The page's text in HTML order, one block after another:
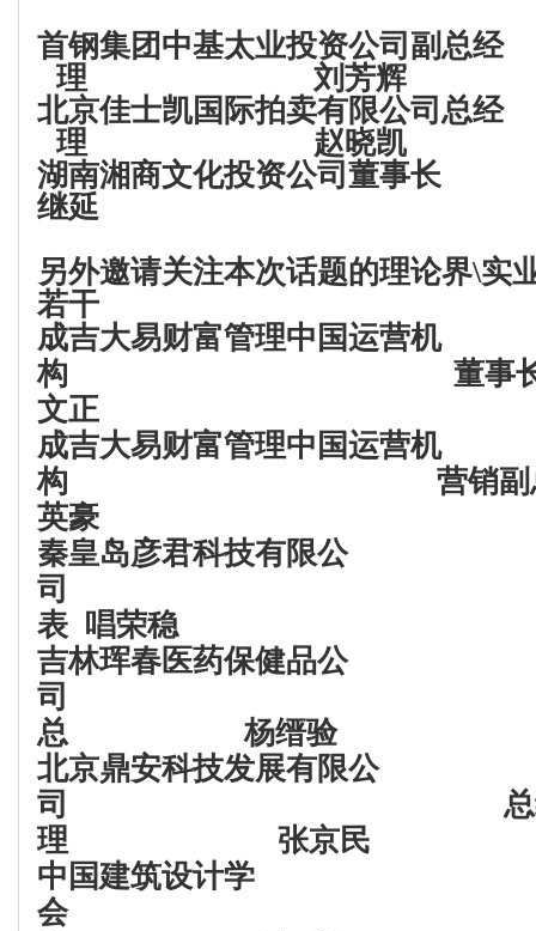
首钢集团中基太业投资公司副总经
理
刘芳辉
北京佳士凯国际拍卖有限公司 总经
理
赵晓凯
湖南湘商文化投资公司 董事长
继延
另外邀请关注本次话题的理论界\实
若干
成吉大易财富管理中国运营机
构
董事
文正
成吉大易财富管理中国运营机
构
营销
英豪
秦皇岛彦君科技有限公
司
表 唱荣稳
吉林珲春医药保健品公
司
总
杨缙验
北京鼎安科技发展有限公
司
理
张京民
中国建筑设计学
会